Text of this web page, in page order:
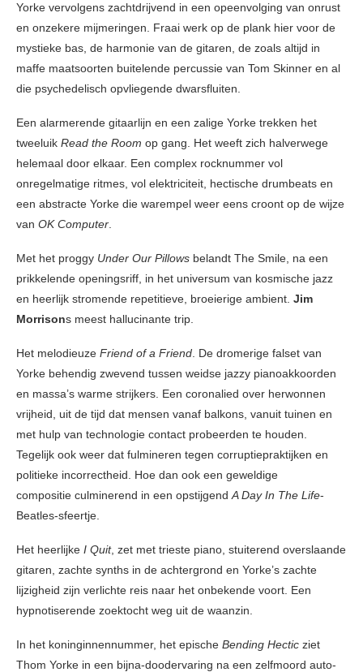
Yorke vervolgens zachtdrijvend in een opeenvolging van onrust
en onzekere mijmeringen. Fraai werk op de plank hier voor de
mystieke bas, de harmonie van de gitaren, de zoals altijd in
maffe maatsoorten buitelende percussie van Tom Skinner en al
die psychedelisch opvliegende dwarsfluiten.
Een alarmerende gitaarlijn en een zalige Yorke trekken het
tweeluik Read the Room op gang. Het weeft zich halverwege
helemaal door elkaar. Een complex rocknummer vol
onregelmatige ritmes, vol elektriciteit, hectische drumbeats en
een abstracte Yorke die warempel weer eens croont op de wijze
van OK Computer.
Met het proggy Under Our Pillows belandt The Smile, na een
prikkelende openingsriff, in het universum van kosmische jazz
en heerlijk stromende repetitieve, broeierige ambient. Jim
Morrisons meest hallucinante trip.
Het melodieuze Friend of a Friend. De dromerige falset van
Yorke behendig zwevend tussen weidse jazzy pianoakkoorden
en massa’s warme strijkers. Een coronalied over herwonnen
vrijheid, uit de tijd dat mensen vanaf balkons, vanuit tuinen en
met hulp van technologie contact probeerden te houden.
Tegelijk ook weer dat fulmineren tegen corruptiepraktijken en
politieke incorrectheid. Hoe dan ook een geweldige
compositie culminerend in een opstijgendA Day In The Life-
Beatles-sfeertje.
Het heerlijke I Quit, zet met trieste piano, stuiterend overslaande
gitaren, zachte synths in de achtergrond en Yorke’s zachte
lijzigheid zijn verlichte reis naar het onbekende voort. Een
hypnotiserende zoektocht weg uit de waanzin.
In het koninginnennummer, het epische Bending Hectic ziet
Thom Yorke in een bijna-doodervaring na een zelfmoord auto-